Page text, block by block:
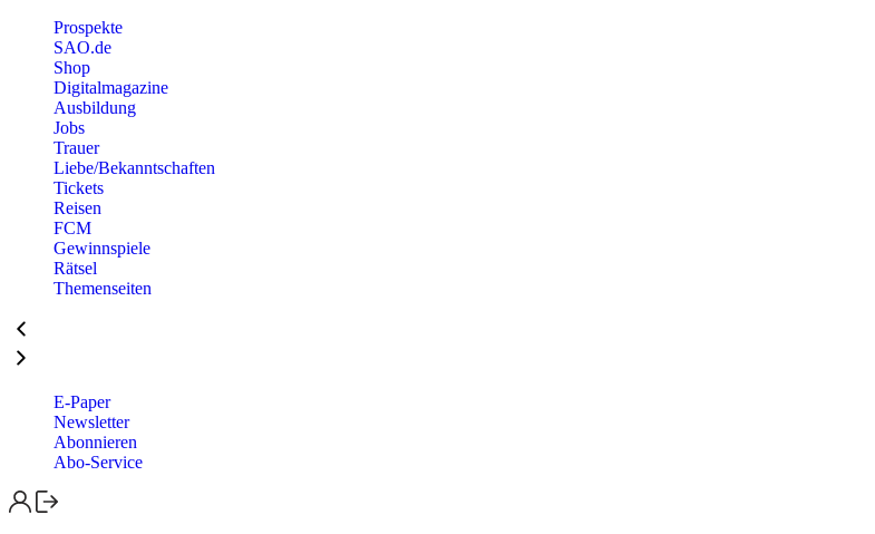
Prospekte
SAO.de
Shop
Digitalmagazine
Ausbildung
Jobs
Trauer
Liebe/Bekanntschaften
Tickets
Reisen
FCM
Gewinnspiele
Rätsel
Themenseiten
E-Paper
Newsletter
Abonnieren
Abo-Service